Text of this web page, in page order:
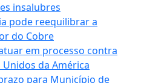
insalubres
pode reequilibrar a
do Cobre
em processo contra
da América
para Município de